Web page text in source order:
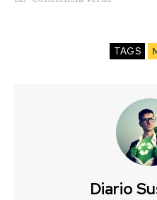
TAGS
Diario